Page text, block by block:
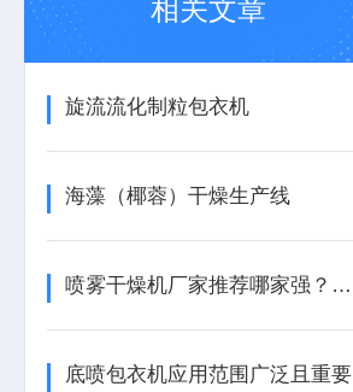
相关文章
旋流流化制粒包衣机
海藻（椰蓉）干燥生产线
喷雾干燥机厂家推荐哪家强？江苏鹏多机械凭LPG/YPG全系列成食品化工制药优选
底喷包衣机应用范围广泛且重要